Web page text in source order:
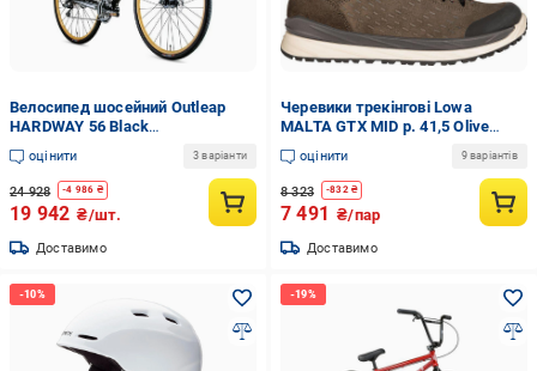
Велосипед шосейний Outleap
HARDWAY 56 Black
(UEW6FDCCB439F54.4-1)
оцінити 3 варіанти
24 928 -4 986 ₴
19 942 ₴/шт.
Доставимо
Черевики трекінгові Lowa
MALTA GTX MID р. 41,5 Olive
(UF376BD5ED3755.170)
оцінити 9 варіантів
8 323 -832₴
7 491 ₴/пар
Доставимо